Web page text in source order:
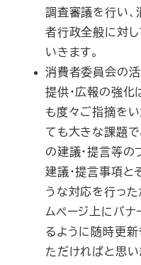
調査審議を行い
者行政全般に対
いきます。
消費者委員会の
提供・広報の強化
も度々ご指摘を
ても大きな課題
の建議・提言等の
建議・提言事項
うな対応を行った
ムページ上にバ
るように随時更新
ただければと思い